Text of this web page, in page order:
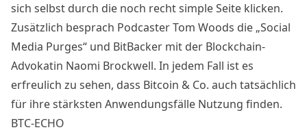
sich selbst durch die noch recht simple Seite klicken.
Zusätzlich besprach Podcaster Tom Woods die „Social
Media Purges“ und BitBacker mit der Blockchain-
Advokatin Naomi Brockwell. In jedem Fall ist es
erfreulich zu sehen, dass Bitcoin & Co. auch tatsächlich
für ihre stärksten Anwendungsfälle Nutzung finden.
BTC-ECHO